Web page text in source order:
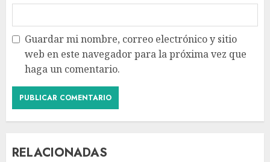
Guardar mi nombre, correo electrónico y sitio
web en este navegador para la próxima vez que
haga un comentario.
RELACIONADAS